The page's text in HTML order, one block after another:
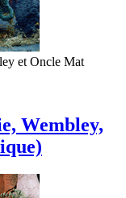
et Oncle Mat
Wembley,